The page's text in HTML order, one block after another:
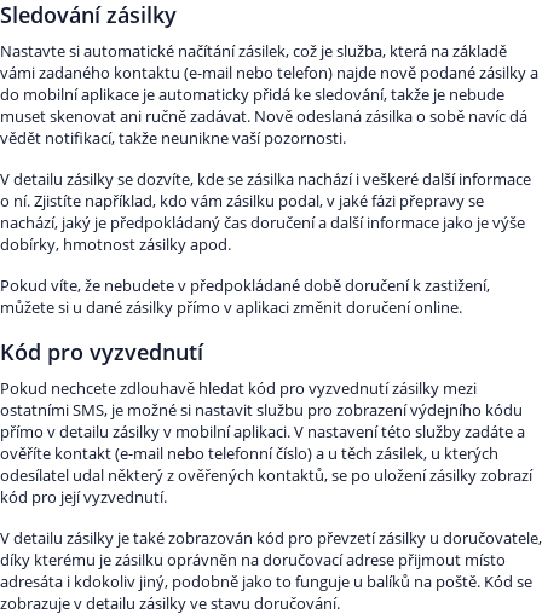
Sledování zásilky
Nastavte si automatické načítání zásilek, což je služba, která na základě
vámi zadaného kontaktu (e-mail nebo telefon) najde nově podané zásilky a
do mobilní aplikace je automaticky přidá ke sledování, takže je nebude
muset skenovat ani ručně zadávat. Nově odeslaná zásilka o sobě navíc dá
vědět notifikací, takže neunikne vaší pozornosti.
V detailu zásilky se dozvíte, kde se zásilka nachází i veškeré další informace
o ní. Zjistíte například, kdo vám zásilku podal, v jaké fázi přepravy se
nachází, jaký je předpokládaný čas doručení a další informace jako je výše
dobírky, hmotnost zásilky apod.
Pokud víte, že nebudete v předpokládané době doručení k zastižení,
můžete si u dané zásilky přímo v aplikaci změnit doručení online.
Kód pro vyzvednutí
Pokud nechcete zdlouhavě hledat kód pro vyzvednutí zásilky mezi
ostatními SMS, je možné si nastavit službu pro zobrazení výdejního kódu
přímo v detailu zásilky v mobilní aplikaci. V nastavení této služby zadáte a
ověříte kontakt (e-mail nebo telefonní číslo) a u těch zásilek, u kterých
odesílatel udal některý z ověřených kontaktů, se po uložení zásilky zobrazí
kód pro její vyzvednutí.
V detailu zásilky je také zobrazován kód pro převzetí zásilky u doručovatele,
díky kterému je zásilku oprávněn na doručovací adrese přijmout místo
adresáta i kdokoliv jiný, podobně jako to funguje u balíků na poště. Kód se
zobrazuje v detailu zásilky ve stavu doručování.